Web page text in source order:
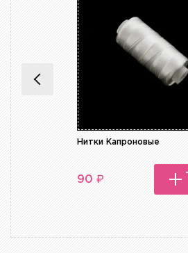
Нитки Капроновые
90 ₽